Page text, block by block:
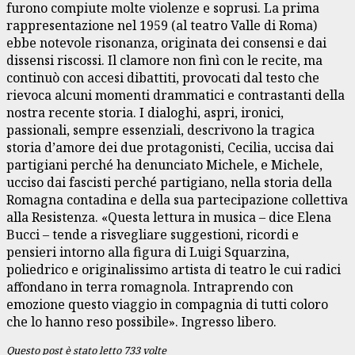
furono compiute molte violenze e soprusi. La prima
rappresentazione nel 1959 (al teatro Valle di Roma)
ebbe notevole risonanza, originata dei consensi e dai
dissensi riscossi. Il clamore non finì con le recite, ma
continuò con accesi dibattiti, provocati dal testo che
rievoca alcuni momenti drammatici e contrastanti della
nostra recente storia. I dialoghi, aspri, ironici,
passionali, sempre essenziali, descrivono la tragica
storia d’amore dei due protagonisti, Cecilia, uccisa dai
partigiani perché ha denunciato Michele, e Michele,
ucciso dai fascisti perché partigiano, nella storia della
Romagna contadina e della sua partecipazione collettiva
alla Resistenza. «Questa lettura in musica – dice Elena
Bucci – tende a risvegliare suggestioni, ricordi e
pensieri intorno alla figura di Luigi Squarzina,
poliedrico e originalissimo artista di teatro le cui radici
affondano in terra romagnola. Intraprendo con
emozione questo viaggio in compagnia di tutti coloro
che lo hanno reso possibile». Ingresso libero.
Questo post è stato letto 733 volte